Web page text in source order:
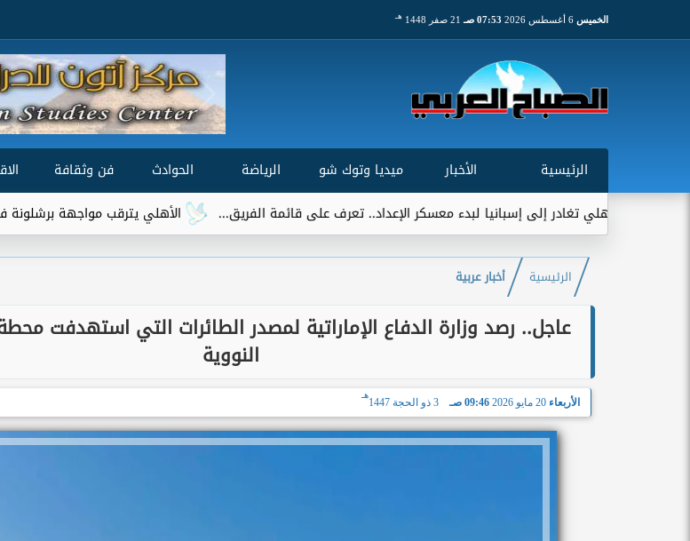
الخميس 07:53 صـ 21 صفر 1448 هـ
الرئيسية الأخبار ميديا وتوك شو الرياضة الحوادث فن وثقافة
الأهلي يترقب مواجهة برشلونة في كأس خوان تغادر إلى إسبانيا لبدء معسكر الإعداد.. تعرف على قائمة الفريق...
الرئيسية أخبار عربية
عاجل.. رصد وزارة الدفاع الإماراتية لمصدر الطائرات التي استهدفت
النووية
الأربعاء 20 مايو 2026 09:46 صـ 3 ذو الحجة 1447
هـ